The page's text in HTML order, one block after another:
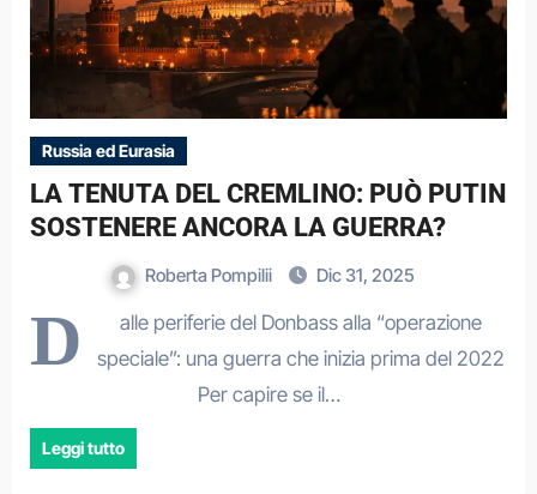
Russia ed Eurasia
LA TENUTA DEL CREMLINO: PUÒ PUTIN
SOSTENERE ANCORA LA GUERRA?
Roberta Pompilii Dic 31, 2025
D
alle periferie del Donbass alla “operazione
speciale”: una guerra che inizia prima del 2022
Per capire se il…
Leggi tutto